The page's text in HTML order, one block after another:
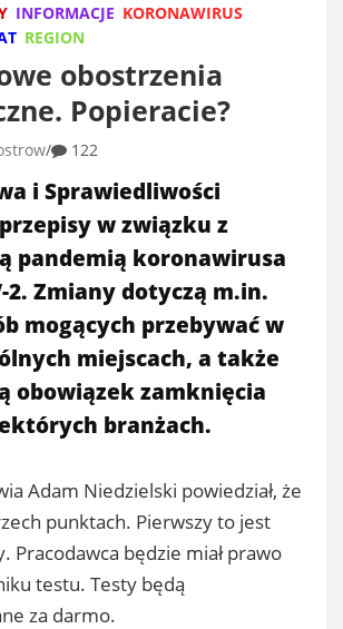
INFORMACJE KORONAWIRUS
REGION
obostrzenia
Popieracie?
122
i Sprawiedliwości
w związku z
pandemią koronawirusa
2. Zmiany dotyczą m.in.
mogących przebywać w
miejscach, a także
obowiązek zamknięcia
branżach.
Adam Niedzielski powiedział, że
punktach. Pierwszy to jest
Pracodawca będzie miał prawo
testu. Testy będą
za darmo.